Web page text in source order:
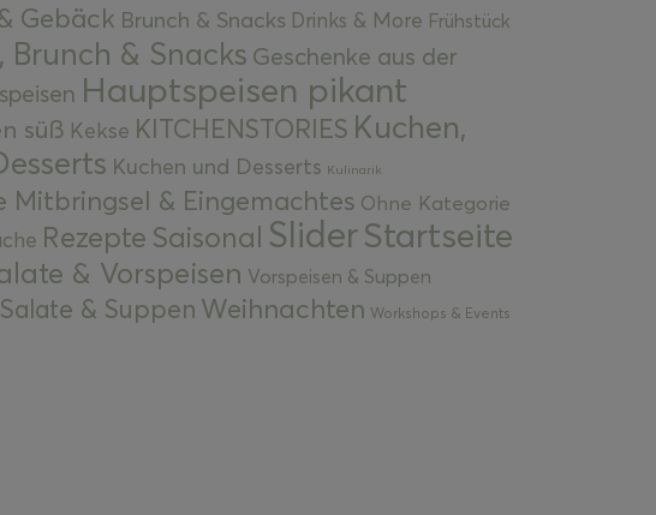
Gebäck Brunch & Snacks Drinks & More Frühstück
Brunch & Snacks Geschenke aus der
Hauptspeisen pikant
süß Kekse KITCHENSTORIES Kuchen,
Kuchen und Desserts Kulinarik
Mitbringsel & Eingemachtes Ohne Kategorie
Rezepte Saisonal SliderStartseite
& Vorspeisen Vorspeisen & Suppen
& Suppen Weihnachten Workshops & Events